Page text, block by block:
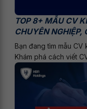
TOP 8+ MẪU CV
CHUYÊN NGHIỆP,
Bạn đang tìm mẫu
Khám phá cách viết